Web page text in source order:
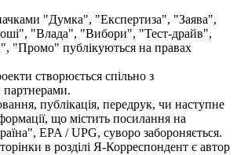
"Думка", "Експертиза", "Заява",
"Влада", "Вибори", "Тест-драйв",
"Промо" публікуються на правах
створюється спільно з
публікація, передрук, чи наступне
що містить посилання на
EPA / UPG, суворо забороняється.
в розділі Я-Корреспондент є автор